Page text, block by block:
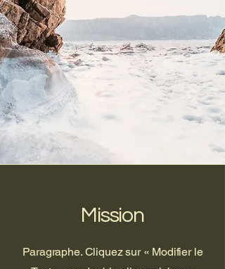
Mission
Paragraphe. Cliquez sur « Modifier le